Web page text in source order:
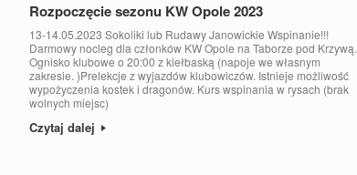
Rozpoczęcie sezonu KW Opole 2023
13-14.05.2023 Sokoliki lub Rudawy Janowickie Wspinanie!!!
Darmowy nocleg dla członków KW Opole na Taborze pod Krzywą.
Ognisko klubowe o 20:00 z kiełbaską (napoje we własnym
zakresie. )Prelekcje z wyjazdów klubowiczów. Istnieje możliwość
wypożyczenia kostek i dragonów. Kurs wspinania w rysach (brak
wolnych miejsc)
Czytaj dalej